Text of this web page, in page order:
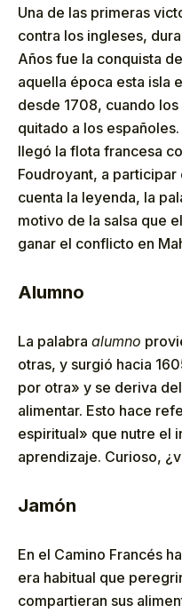
Una de las primeras
contra los ingleses,
Años fue la conquista
aquella época esta isla
desde 1708, cuando
quitado a los
llegó la flota francesa
Foudroyant, a participar
cuenta la leyenda, la
motivo de la salsa que
ganar el conflicto en
Alumno
La palabra alumno
otras, y surgió hacia
por otra» y se deriva
alimentar. Esto hace
espiritual» que nutre el
aprendizaje. Curioso,
Jamón
En el Camino Francés
era habitual que
compartieran sus